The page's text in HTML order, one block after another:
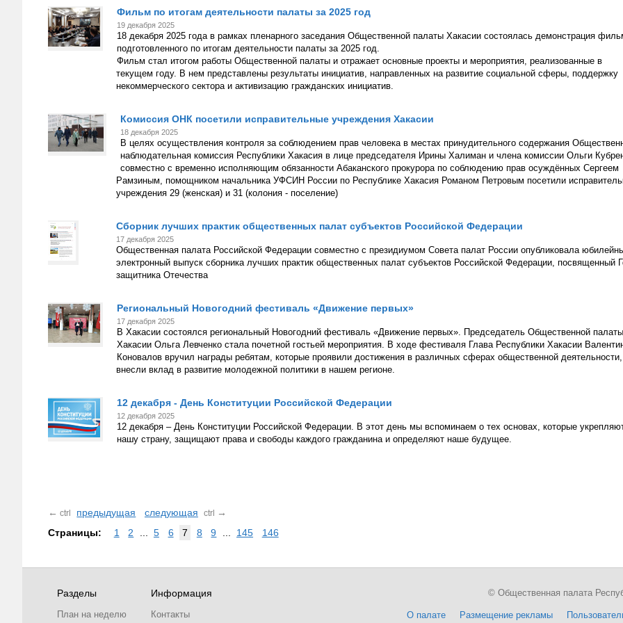
Фильм по итогам деятельности палаты за 2025 год
19 декабря 2025
18 декабря 2025 года в рамках пленарного заседания Общественной палаты Хакасии состоялась демонстрация
подготовленного по итогам деятельности палаты за 2025 год.
Фильм стал итогом работы Общественной палаты и отражает основные проекты и мероприятия, реализованные в
текущем году. В нем представлены результаты инициатив, направленных на развитие социальной сферы, поддержку
некоммерческого сектора и активизацию гражданских инициатив.
Комиссия ОНК посетили исправительные учреждения Хакасии
18 декабря 2025
В целях осуществления контроля за соблюдением прав человека в местах принудительного содержания
наблюдательная комиссия Республики Хакасия в лице председателя Ирины Халиман и члена комиссии Ольги
совместно с временно исполняющим обязанности Абаканского прокурора по соблюдению прав осуждённых Сергеем
Рамзиным, помощником начальника УФСИН России по Республике Хакасия Романом Петровым посетили
учреждения 29 (женская) и 31 (колония - поселение)
Сборник лучших практик общественных палат субъектов Российской Федерации
17 декабря 2025
Общественная палата Российской Федерации совместно с президиумом Совета палат России опубликовала
электронный выпуск сборника лучших практик общественных палат субъектов Российской Федерации, посвященный
защитника Отечества
Региональный Новогодний фестиваль «Движение первых»
17 декабря 2025
В Хакасии состоялся региональный Новогодний фестиваль «Движение первых». Председатель Общественной палаты
Хакасии Ольга Левченко стала почетной гостьей мероприятия. В ходе фестиваля Глава Республики Хакасии
Коновалов вручил награды ребятам, которые проявили достижения в различных сферах общественной деятельности,
внесли вклад в развитие молодежной политики в нашем регионе.
12 декабря - День Конституции Российской Федерации
12 декабря 2025
12 декабря – День Конституции Российской Федерации. В этот день мы вспоминаем о тех основах, которые
нашу страну, защищают права и свободы каждого гражданина и определяют наше будущее.
← ctrl предыдущая следующая ctrl
→
Страницы:
1 2 5 6 7 8 9 145 146
Разделы
План на неделю
Информация
Контакты
О палате Размещение рекламы
© Общественная палата